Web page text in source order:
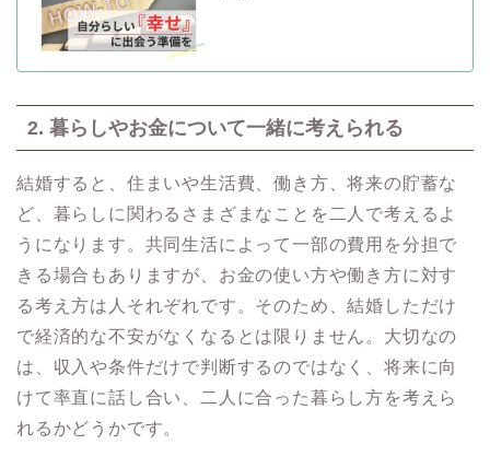
2. 暮らしやお金について一緒に考えられる
結婚すると、住まいや生活費、働き方、将来の貯蓄な
ど、暮らしに関わるさまざまなことを二人で考えるよ
うになります。共同生活によって一部の費用を分担で
きる場合もありますが、お金の使い方や働き方に対す
る考え方は人それぞれです。そのため、結婚しただけ
で経済的な不安がなくなるとは限りません。大切なの
は、収入や条件だけで判断するのではなく、将来に向
けて率直に話し合い、二人に合った暮らし方を考えら
れるかどうかです。